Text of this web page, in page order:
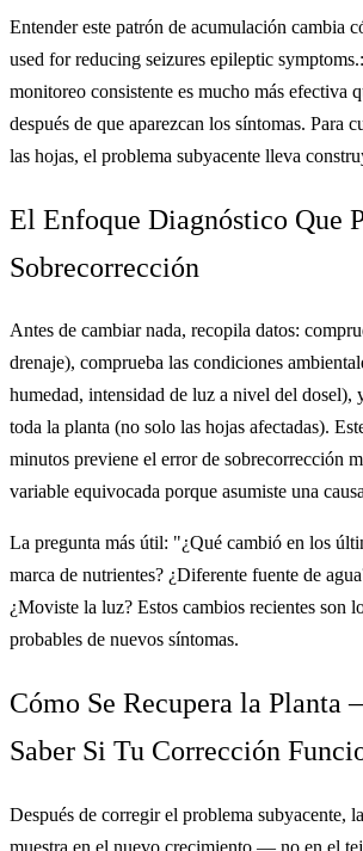
Entender este patrón de acumulación cambia
used for reducing seizures epileptic
monitoreo consistente es mucho más efectiva
después de que aparezcan los síntomas. Para
las hojas, el problema subyacente lleva
El Enfoque Diagnóstico Que
Sobrecorrección
Antes de cambiar nada, recopila datos:
drenaje), comprueba las condiciones
humedad, intensidad de luz a nivel del dosel),
toda la planta (no solo las hojas afectadas).
minutos previene el error de sobrecorrección
variable equivocada porque asumiste una
La pregunta más útil: "¿Qué cambió en los
marca de nutrientes? ¿Diferente fuente de
¿Moviste la luz? Estos cambios recientes son
probables de nuevos síntomas.
Cómo Se Recupera la Planta
Saber Si Tu Corrección
Después de corregir el problema subyacente,